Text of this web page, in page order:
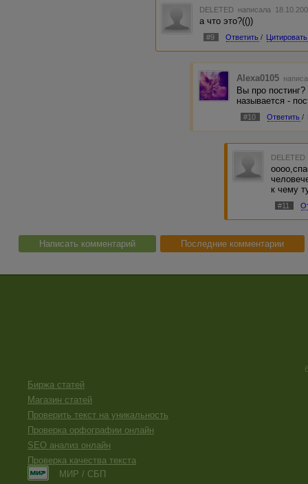
DELETED написала
а что это?(())
#9 Ответить / Цитировать
Alexa0105
Вы про
называется -
#10 Ответить /
DELETED
к чему
#11
Написать комментарий Последние комментарии
Биржа статей
Магазин статей
Проверить текст на уникальность
Проверка орфографии онлайн
SEO анализ онлайн
Проверка качества текста
МИР / СБП